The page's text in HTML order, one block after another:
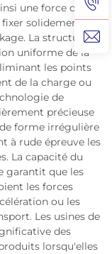
une force de
solidement les
La structure
uniforme de la
les points
de la charge ou
de
précieuse
forme irrégulière
à rude épreuve les
La capacité du
garantit que les
les forces
ou les
Les usines de
des
lorsqu'elles